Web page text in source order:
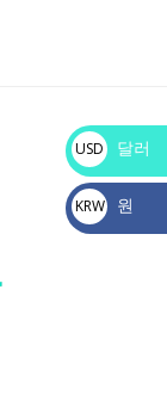
USD
$
달러
KRW
₩
원